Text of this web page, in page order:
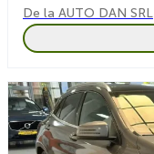
De la AUTO DAN SRL